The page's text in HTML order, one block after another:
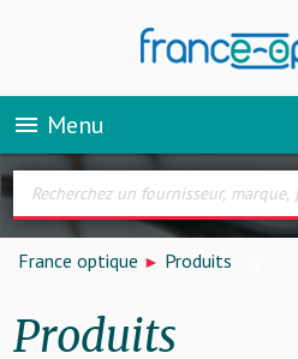
menu Menu
France optique Produits
Produits